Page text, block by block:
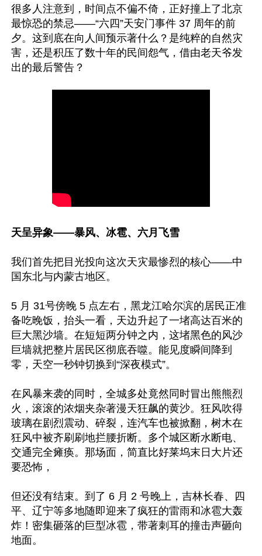
很多人注意到，时间点不偏不倚，正好撞上了北京
最惊恐的禁忌——“六四”天安门事件 37 周年的前
夕。这到底在向人间预示著什么？是纯粹的自然灾
害，还是积压了数十年的民间怨气，借由老天爷发
天呈异象——暴风、冰雹、六月飞雪
我们首先把目光投向这次天灾最惨烈的核心——中
国东北与内蒙古地区。
5 月 31号傍晚 5 点左右，黑龙江哈尔滨的居民正准
备吃晚饭，抬头一看，天边升起了一堵高达百米的
巨大黑沙墙。在短短两分钟之内，这堵黑色的风沙
巨墙就把整片居民区彻底吞噬。能见度瞬间降到
零，天空一秒钟切换到“深夜模式”。
在风暴来袭的同时，全城多处竟然同时冒出熊熊烈
火，滚滚的浓烟夹杂著漫天狂飙的黄沙。狂风吹得
玻璃在剧烈震动、碎裂，连汽车也被掀翻，树木在
狂风中被齐刷刷地拦腰折断。多个城区断水断电、
交通完全瘫痪。那场面，简直比好莱坞末日大片还
要恐怖，
但还没有结束。到了 6 月 2 号晚上，吉林长春、四
平、辽宁等多地随即迎来了疯狂的雷雨和冰雹大轰
炸！密集砸落的巨型冰雹，带著刺耳的撞击声砸向
地面。